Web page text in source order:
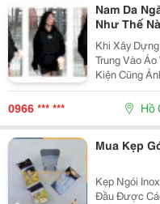
Nam Da
Như Thế
Khi Xây
Trung Vào
Kiện Cũng
Nam Da
Thể Giúp
0966 *** *** Hồ
Mua Kẹp
Kẹp Ngói
Đầu Được